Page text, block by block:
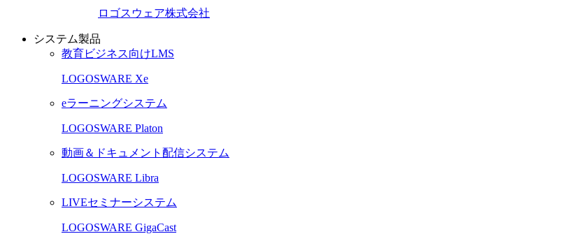
ロゴスウェア株式会社
システム製品
教育ビジネス向けLMS
LOGOSWARE Xe
eラーニングシステム
LOGOSWARE Platon
動画＆ドキュメント配信システム
LOGOSWARE Libra
LIVEセミナーシステム
LOGOSWARE GigaCast